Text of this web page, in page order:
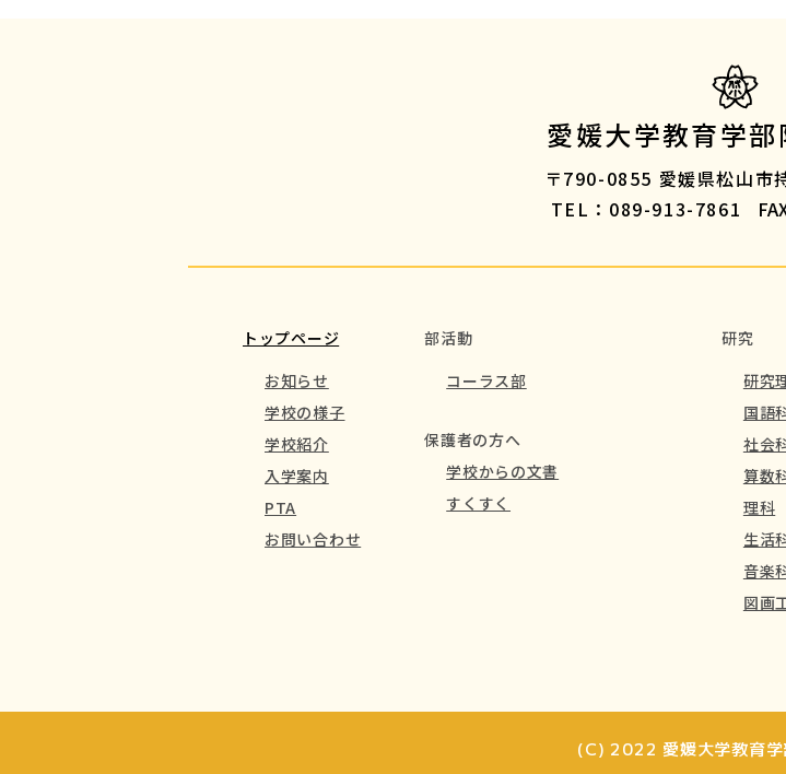
愛媛大学教育学
〒790-0855 愛媛県松山市
TEL：089-913-7861
トップページ
お知らせ
学校の様子
学校紹介
入学案内
PTA
お問い合わせ
部活動
コーラス部
保護者の方へ
学校からの文書
すくすく
研究
研究
国語
社会
算数
理科
生活
音楽
図画
(C) 2022 愛媛大学教育学